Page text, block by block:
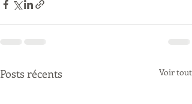
Posts récents Voir tout